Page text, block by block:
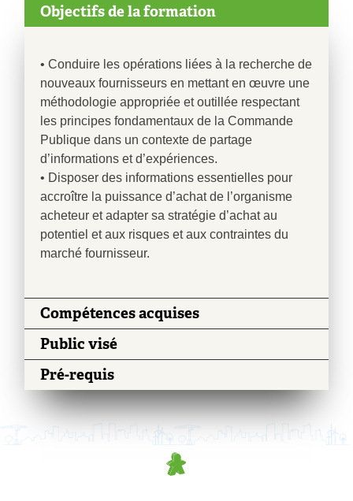
Objectifs de la formation
• Conduire les opérations liées à la recherche de
nouveaux fournisseurs en mettant en œuvre une
méthodologie appropriée et outillée respectant
les principes fondamentaux de la Commande
Publique dans un contexte de partage
d’informations et d’expériences.
• Disposer des informations essentielles pour
accroître la puissance d’achat de l’organisme
acheteur et adapter sa stratégie d’achat au
potentiel et aux risques et aux contraintes du
marché fournisseur.
Compétences acquises
Public visé
Pré-requis